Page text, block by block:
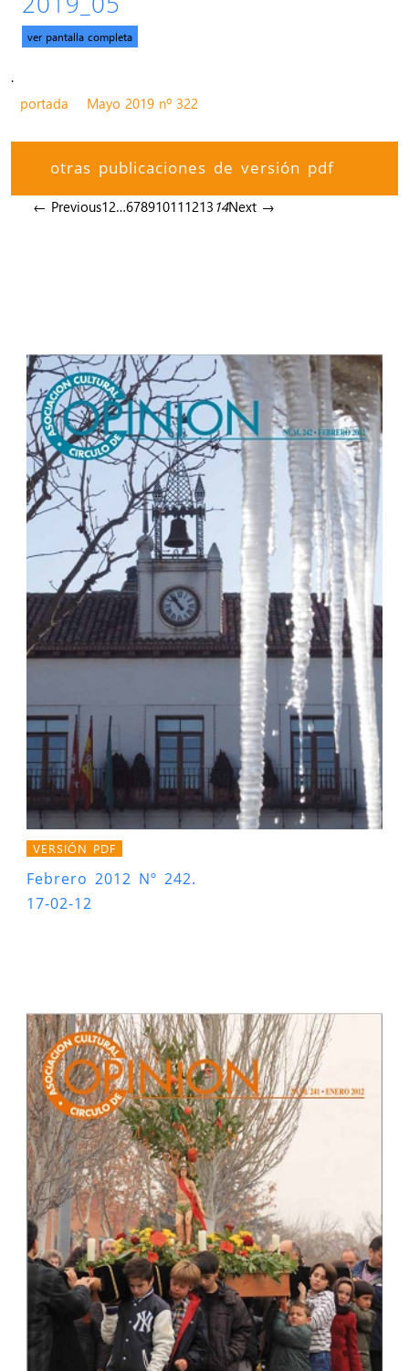
ver pantalla completa
.
portada
Mayo 2019 nº 322
otras publicaciones de versión pdf
← Previous12…678910111213 14Next →
VERSIÓN PDF
Febrero 2012 Nº 242.
17-02-12